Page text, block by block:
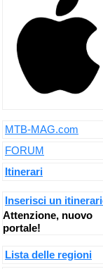
MTB-MAG.com
FORUM
Itinerari
Inserisci un
Attenzione, nuovo
portale!
Lista delle regioni